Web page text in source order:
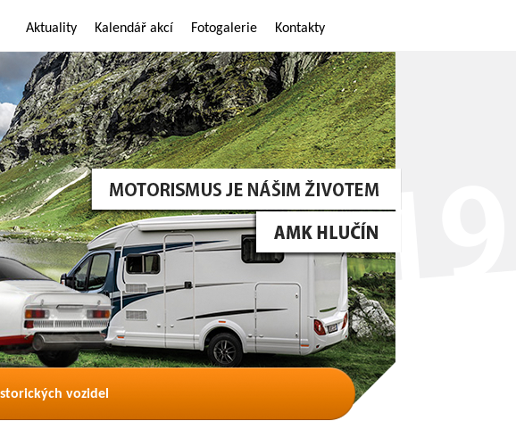
Kontakty
Fotogalerie
Kalendář akcí
Aktuality
vozidel